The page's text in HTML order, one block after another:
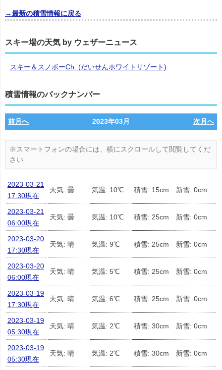
→最新の積雪情報に戻る
スキー場の天気 by ウェザーニュース
スキー＆スノボーCh. (だいせんホワイトリゾート)
積雪情報のバックナンバー
前月へ 2023年03月 次月へ
2023-03-21
17:30現在
天気: 曇 気温: 10℃ 積雪: 15cm 新雪: 0cm
2023-03-21
06:00現在
天気: 曇 気温: 10℃ 積雪: 25cm 新雪: 0cm
2023-03-20
17:30現在
天気: 晴 気温: 9℃ 積雪: 25cm 新雪: 0cm
2023-03-20
06:00現在
天気: 晴 気温: 5℃ 積雪: 25cm 新雪: 0cm
2023-03-19
17:30現在
天気: 晴 気温: 6℃ 積雪: 25cm 新雪: 0cm
2023-03-19
05:30現在
天気: 晴 気温: 2℃ 積雪: 30cm 新雪: 0cm
2023-03-19
05:30現在
天気: 晴 気温: 2℃ 積雪: 30cm 新雪: 0cm